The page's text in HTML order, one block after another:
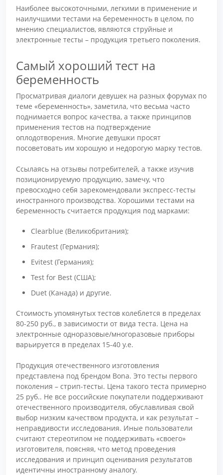
Наиболее высокоточными, легкими в применение и
наилучшими тестами на беременность в целом, по
мнению специалистов, являются струйные и
электронные тесты – продукция третьего поколения.
Самый хороший тест на
беременность
Просматривая диалоги девушек на разных форумах по
теме «беременность», заметила, что весьма часто
поднимается вопрос качества, а также принципов
применения тестов на подтверждение
оплодотворения. Многие девушки просят
посоветовать им хорошую и недорогую марку тестов.
Ссылаясь на отзывы потребителей, а также изучив
позиционируемую продукцию, замечу, что
превосходно себя зарекомендовали экспресс-тесты
иностранного производства. Хорошими тестами на
беременность считается продукция под марками:
Clearblue (Великобритания);
Frautest (Германия);
Evitest (Германия);
Test for Вest (США);
Duet (Канада) и другие.
Стоимость упомянутых тестов колеблется в пределах
80-250 руб., в зависимости от вида теста. Цена на
электронные одноразовые/многоразовые приборы
варьируется в пределах 15-40 у.е.
Продукция отечественного изготовления
представлена под брендом Bona. Это тесты первого
поколения – стрип-тесты. Цена такого теста примерно
25 руб.. Не все российские покупатели поддерживают
отечественного производителя, обуславливая свой
выбор низким качеством продукта, и как результат –
неправдивости исследования. Иные пользователи
считают стереотипом не поддерживать «своего»
изготовителя, поясняя, что метод проведения
исследования и принцип оценивания результатов
идентичны иностранному аналогу.